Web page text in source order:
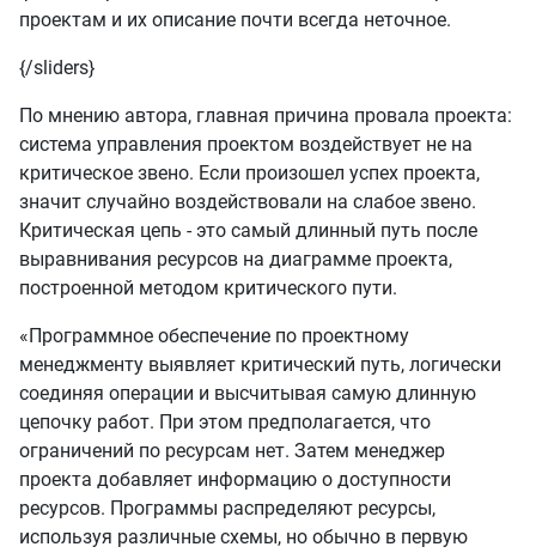
проектам и их описание почти всегда неточное.
{/sliders}
По мнению автора, главная причина провала проекта:
система управления проектом воздействует не на
критическое звено. Если произошел успех проекта,
значит случайно воздействовали на слабое звено.
Критическая цепь - это самый длинный путь после
выравнивания ресурсов на диаграмме проекта,
построенной методом критического пути.
«Программное обеспечение по проектному
менеджменту выявляет критический путь, логически
соединяя операции и высчитывая самую длинную
цепочку работ. При этом предполагается, что
ограничений по ресурсам нет. Затем менеджер
проекта добавляет информацию о доступности
ресурсов. Программы распределяют ресурсы,
используя различные схемы, но обычно в первую